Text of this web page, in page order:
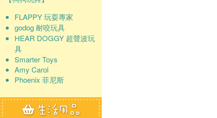
FLAPPY 玩耍專家
godog 耐咬玩具
HEAR DOGGY 超聲波玩
具
Smarter Toys
Amy Carol
Phoenix 菲尼斯